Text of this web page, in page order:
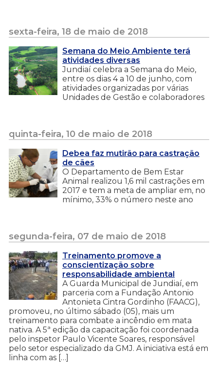
sexta-feira, 18 de maio de 2018
Semana do Meio Ambiente terá
atividades diversas
Jundiaí celebra a Semana do Meio,
entre os dias 4 a 10 de junho, com
atividades organizadas por várias
Unidades de Gestão e colaboradores
quinta-feira, 10 de maio de 2018
Debea faz mutirão para castração
de cães
O Departamento de Bem Estar
Animal realizou 1,6 mil castrações em
2017 e tem a meta de ampliar em, no
mínimo, 33% o número neste ano
segunda-feira, 07 de maio de 2018
Treinamento promove a
conscientização sobre
responsabilidade ambiental
A Guarda Municipal de Jundiaí, em
parceria com a Fundação Antonio
Antonieta Cintra Gordinho (FAACG),
promoveu, no último sábado (05), mais um
treinamento para combate a incêndio em mata
nativa. A 5ª edição da capacitação foi coordenada
pelo inspetor Paulo Vicente Soares, responsável
pelo setor especializado da GMJ. A iniciativa está em
linha com as […]